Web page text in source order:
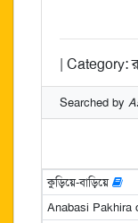
| Category:
Searched by
কুড়িয়ে-বাড়িয়ে
Anabasi Pakhira